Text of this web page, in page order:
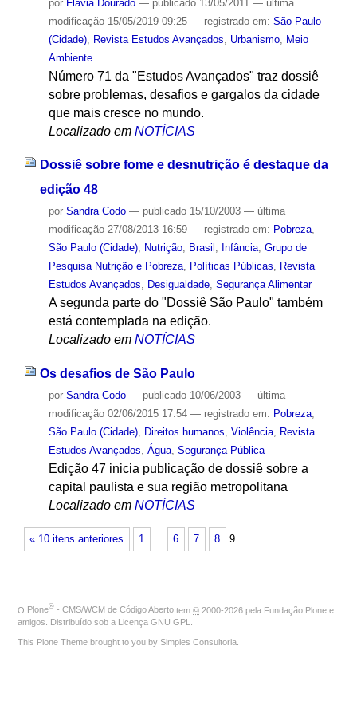
por Flávia Dourado — publicado13/05/2011 — última
modificação15/05/2019 09:25 — registrado em: São Paulo
(Cidade), Revista Estudos Avançados Urbanismo, Meio
Ambiente
Número 71 da "Estudos Avançados" traz dossiê
sobre problemas, desafios e gargalos da cidade
que mais cresce no mundo.
Localizado em NOTÍCIAS
Dossiê sobre fome e desnutrição é destaque da
edição 48
por Sandra Codo — publicado15/10/2003 — última
modificação27/08/2013 16:59 — registrado em: Pobreza,
São Paulo (Cidade), Nutrição, Brasil , Infância, Grupo de
Pesquisa Nutrição e Pobreza, Políticas Públicas, Revista
Estudos Avançados, Desigualdade, Segurança Alimentar
A segunda parte do "Dossiê São Paulo" também
está contemplada na edição.
Localizado em NOTÍCIAS
Os desafios de São Paulo
por Sandra Codo — publicado10/06/2003 — última
modificação02/06/2015 17:54 — registrado em: Pobreza,
São Paulo (Cidade), Direitos humanos, Violência, Revista
Estudos Avançados, Água, Segurança Pública
Edição 47 inicia publicação de dossiê sobre a
capital paulista e sua região metropolitana
Localizado em NOTÍCIAS
« 10 itens anteriores 1 … 6 7 8 9
O Plone® - CMS/WCM de Código Aberto tem © 2000-2026 pela Fundação Plone e
amigos. Distribuído sob a
Licença GNU GPL
This Plone Theme brought to you by Simples Consultoria